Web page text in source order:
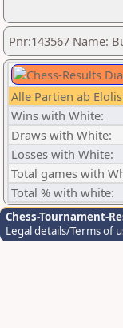
Pnr:143567 Name:
Alle Partien ab
Wins with White:
Draws with White:
Losses with White:
Total games with
Total % with white:
Chess-Tournament-
Legal details/Terms of